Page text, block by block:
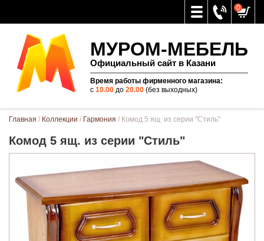
0
МУРОМ-МЕБЕЛЬ
Официальный сайт в Казани
Время работы фирменного магазина:
с 10.00до 20.00(без выходных)
Вы здесь
Главная / Коллекции / Гармония / Комод 5 ящ. из серии "Стиль"
Комод 5 ящ. из серии "Стиль"